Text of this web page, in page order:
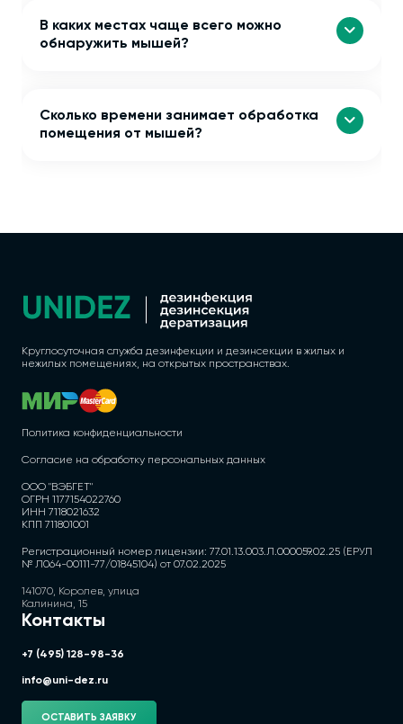
В каких местах чаще всего можно
обнаружить мышей?
Сколько времени занимает обработка
помещения от мышей?
Круглосуточная служба дезинфекции и дезинсекции в жилых и
нежилых помещениях, на открытых пространствах.
Политика конфиденциальности
Согласие на обработку персональных данных
ООО "ВЭБГЕТ"
ОГРН 1177154022760
ИНН 7118021632
КПП 711801001
Регистрационный номер лицензии: 77.01.13.003.Л.000059.02.25 (ЕРУЛ
№ Л064-00111-77/01845104) от 07.02.2025
141070, Королев, улица
Калинина, 15
Контакты
+7 (495) 128-98-36
info@uni-dez.ru
ОСТАВИТЬ ЗАЯВКУ